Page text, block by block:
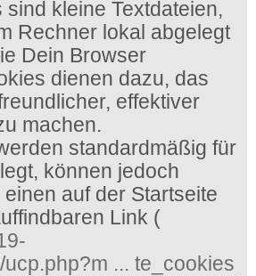
sind kleine Textdateien,
Rechner lokal abgelegt
Dein Browser
dienen dazu, das
effektiver
machen.
standardmäßig für
können jedoch
auf der Startseite
Link (
... te_cookies